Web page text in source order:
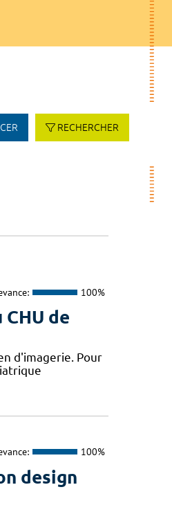
RECHERCHER
100%
de
d'imagerie. Pour
100%
design